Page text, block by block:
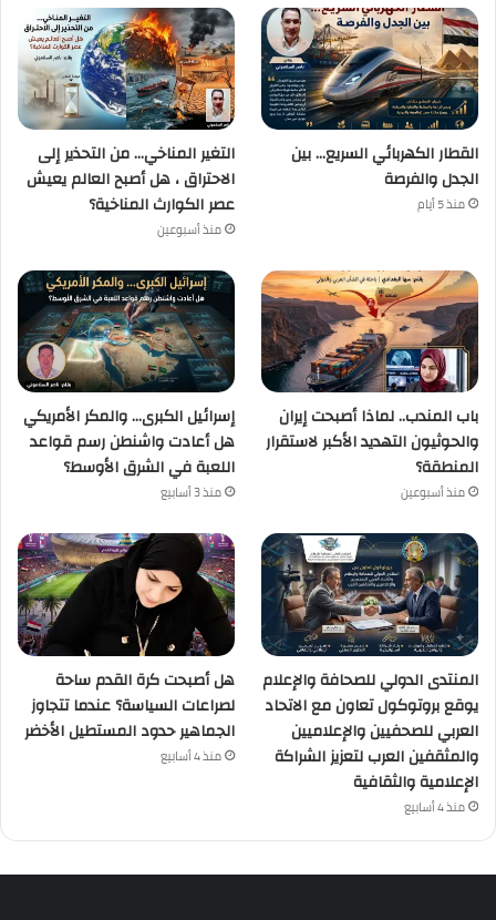
القطار الكهربائي السريع… بين
الجدل والفرصة
منذ 5 أيام
التغير المناخي… من التحذير إلى
الاحتراق ، هل أصبح العالم يعيش
عصر الكوارث المناخية؟
منذ أسبوعين
باب المندب.. لماذا أصبحت إيران
والحوثيون التهديد الأكبر لاستقرار
المنطقة؟
منذ أسبوعين
إسرائيل الكبرى… والمكر الأمريكي
هل أعادت واشنطن رسم قواعد
اللعبة في الشرق الأوسط؟
منذ 3 أسابيع
المنتدى الدولي للصحافة والإعلام
يوقع بروتوكول تعاون مع الاتحاد
العربي للصحفيين والإعلاميين
والمثقفين العرب لتعزيز الشراكة
الإعلامية والثقافية
منذ 4 أسابيع
هل أصبحت كرة القدم ساحة
لصراعات السياسة؟ عندما تتجاوز
الجماهير حدود المستطيل الأخضر
منذ 4 أسابيع